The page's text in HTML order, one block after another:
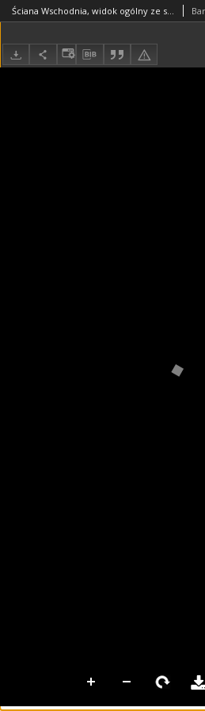
Ściana Wschodnia, widok ogólny ze schodami do kawiarni Zodiak przy ulicy Widok 24/26, od strony Pasażu Śródmiejskiego Stefana "Wiecha” Wiecheckiego, Warszawa